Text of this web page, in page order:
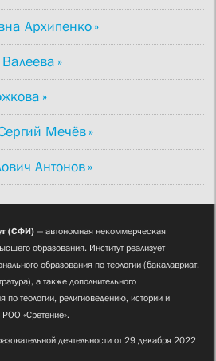
Архипенко
Мечёв
Антонов
(СФИ) — автономная некоммерческая
образования. Институт реализует
образования по теологии (бакалавриат,
а также дополнительного
по теологии, религиоведению, истории и
РОО «Сретение».
деятельности от 29 декабря 2022